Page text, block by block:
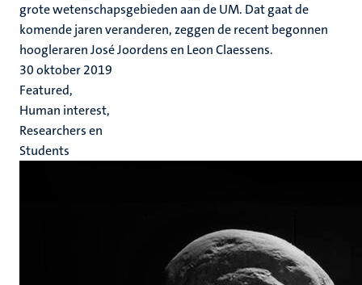
grote wetenschapsgebieden aan de UM. Dat gaat de
komende jaren veranderen, zeggen de recent begonnen
hoogleraren José Joordens en Leon Claessens.
30 oktober 2019
Featured,
Human interest,
Researchers en
Students